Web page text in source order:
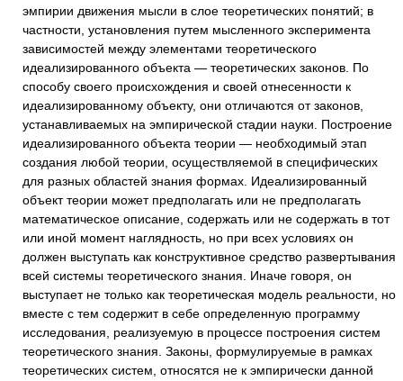
эмпирии движения мысли в слое теоретических понятий; в
частности, установления путем мысленного эксперимента
зависимостей между элементами теоретического
идеализированного объекта — теоретических законов. По
способу своего происхождения и своей отнесенности к
идеализированному объекту, они отличаются от законов,
устанавливаемых на эмпирической стадии науки. Построение
идеализированного объекта теории — необходимый этап
создания любой теории, осуществляемой в специфических
для разных областей знания формах. Идеализированный
объект теории может предполагать или не предполагать
математическое описание, содержать или не содержать в тот
или иной момент наглядность, но при всех условиях он
должен выступать как конструктивное средство развертывания
всей системы теоретического знания. Иначе говоря, он
выступает не только как теоретическая модель реальности, но
вместе с тем содержит в себе определенную программу
исследования, реализуемую в процессе построения систем
теоретического знания. Законы, формулируемые в рамках
теоретических систем, относятся не к эмпирически данной